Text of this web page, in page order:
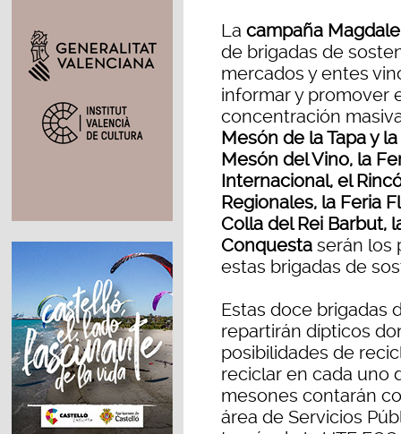
La campaña
de brigadas de
mercados y entes
informar y promover
concentración
Mesón de la Tapa y
Mesón del Vino, la
Internacional, el
Regionales, la Feria
Colla del Rei Barbut,
Conquesta serán los
estas brigadas de
Estas doce brigadas
repartirán dípticos
posibilidades de
reciclar en cada uno
mesones contarán
área de Servicios